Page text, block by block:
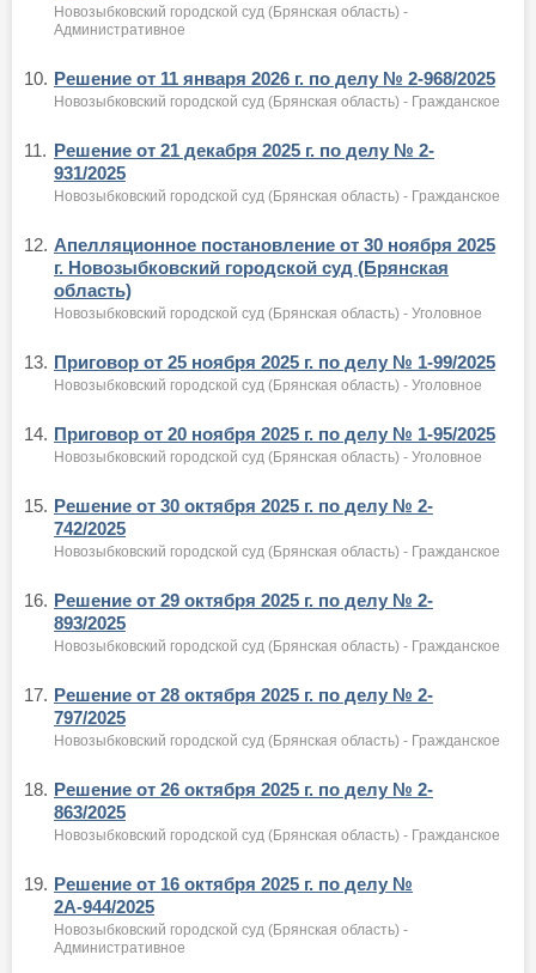
Новозыбковский городской суд (Брянская область) -
Административное
10. Решение от 11 января 2026 г. по делу № 2-968/2025
Новозыбковский городской суд (Брянская область) - Гражданское
11. Решение от 21 декабря 2025 г. по делу № 2-
931/2025
Новозыбковский городской суд (Брянская область) - Гражданское
12. Апелляционное постановление от 30 ноября 2025
г. Новозыбковский городской суд (Брянская
область)
Новозыбковский городской суд (Брянская область) - Уголовное
13. Приговор от 25 ноября 2025 г. по делу № 1-99/2025
Новозыбковский городской суд (Брянская область) - Уголовное
14. Приговор от 20 ноября 2025 г. по делу № 1-95/2025
Новозыбковский городской суд (Брянская область) - Уголовное
15. Решение от 30 октября 2025 г. по делу № 2-
742/2025
Новозыбковский городской суд (Брянская область) - Гражданское
16. Решение от 29 октября 2025 г. по делу № 2-
893/2025
Новозыбковский городской суд (Брянская область) - Гражданское
17. Решение от 28 октября 2025 г. по делу № 2-
797/2025
Новозыбковский городской суд (Брянская область) - Гражданское
18. Решение от 26 октября 2025 г. по делу № 2-
863/2025
Новозыбковский городской суд (Брянская область) - Гражданское
19. Решение от 16 октября 2025 г. по делу №
2А-944/2025
Новозыбковский городской суд (Брянская область) -
Административное